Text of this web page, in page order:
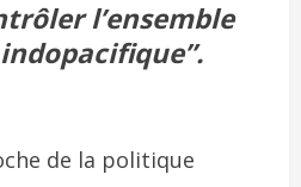
l’ensemble
de la politique